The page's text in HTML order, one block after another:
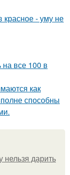
красное - уму не
на все 100 в
как
способны
нельзя дарить